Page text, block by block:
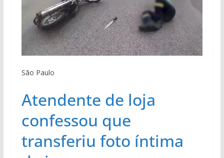
São Paulo
Atendente de loja
confessou que
transferiu foto íntima